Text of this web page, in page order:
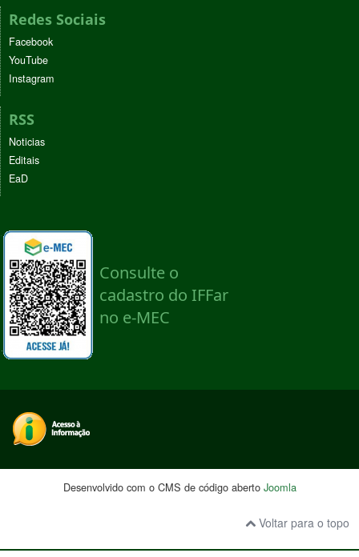
Redes Sociais
Facebook
YouTube
Instagram
RSS
Noticias
Editais
EaD
Desenvolvido com o CMS de código aberto Joomla
Voltar para o topo